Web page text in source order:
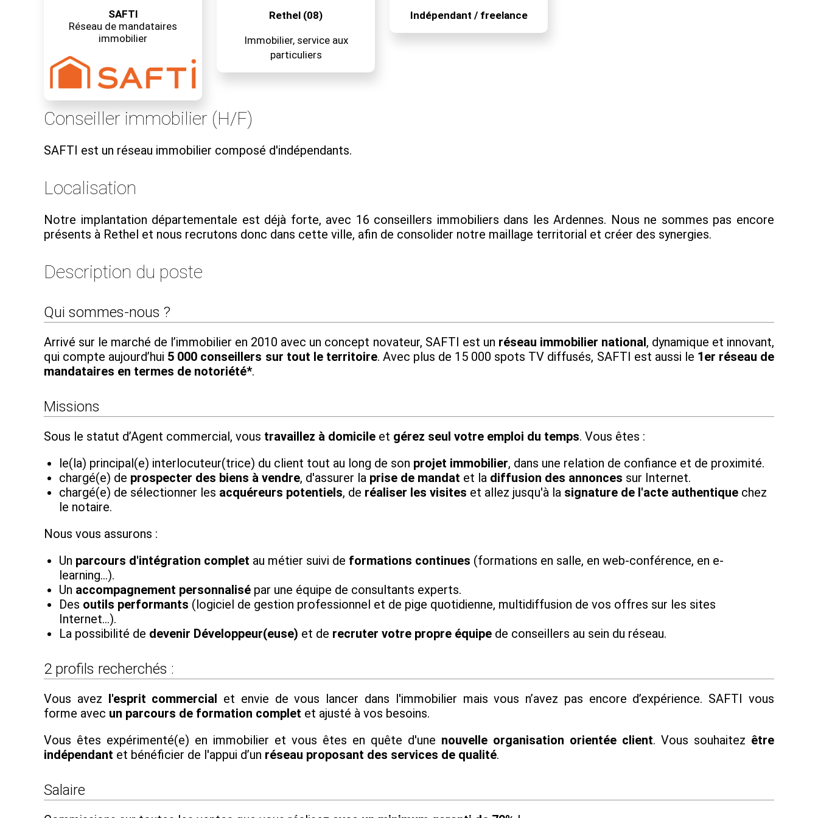
SAFTI
Réseau de mandataires
immobilier
Rethel (08)
Immobilier, service aux
particuliers
Indépendant / freelance
Conseiller immobilier (H/F)
SAFTI est un réseau immobilier composé d'indépendants.
Localisation
Notre implantation départementale est déjà forte, avec 16 conseillers immobiliers dans les Ardennes. Nous ne sommes pas encore
présents à Rethel et nous recrutons donc dans cette ville, afin de consolider notre maillage territorial et créer des synergies.
Description du poste
Qui sommes-nous ?
Arrivé sur le marché de l’immobilier en 2010 avec un concept novateur, SAFTI est un réseau immobilier national, dynamique et innovant,
qui compte aujourd’hui 5 000 conseillers sur tout le territoire. Avec plus de 15 000 spots TV diffusés, SAFTI est aussi le 1er réseau de
mandataires en termes de notoriété*.
Missions
Sous le statut d’Agent commercial, vous travaillez à domicile et gérez seul votre emploi du temps. Vous êtes :
le(la) principal(e) interlocuteur(trice) du client tout au long de son projet immobilier, dans une relation de confiance et de proximité.
chargé(e) de prospecter des biens à vendre, d'assurer la prise de mandat et la diffusion des annonces sur Internet.
chargé(e) de sélectionner les acquéreurs potentiels, de réaliser les visites et allez jusqu'à la signature de l'acte authentique chez
le notaire.
Nous vous assurons :
Un parcours d'intégration complet au métier suivi de formations continues (formations en salle, en web-conférence, en e-
learning…).
Un accompagnement personnalisé par une équipe de consultants experts.
Des outils performants (logiciel de gestion professionnel et de pige quotidienne, multidiffusion de vos offres sur les sites
Internet...).
La possibilité de devenir Développeur(euse) et de recruter votre propre équipe de conseillers au sein du réseau.
2 profils recherchés :
Vous avez l'esprit commercial et envie de vous lancer dans l'immobilier mais vous n’avez pas encore d’expérience. SAFTI vous
forme avec un parcours de formation complet et ajusté à vos besoins.
Vous êtes expérimenté(e) en immobilier et vous êtes en quête d'une nouvelle organisation orientée client. Vous souhaitez être
indépendant et bénéficier de l'appui d’un réseau proposant des services de qualité.
Salaire